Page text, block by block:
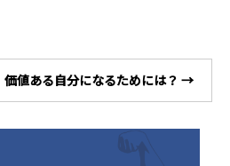
価値ある自分になるためには？ →